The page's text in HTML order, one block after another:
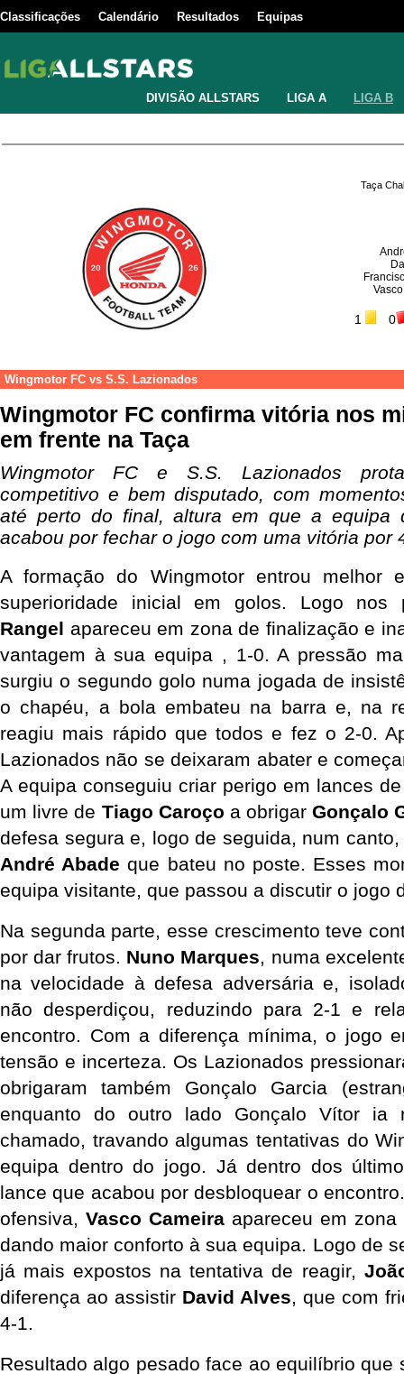
Classificações Calendário Resultados Equipas
DIVISÃO ALLSTARS LIGA A LIGA B
Taça
1 0
Wingmotor FC vs S.S. Lazionados
Wingmotor FC confirma vitória nos
em frente na Taça
Wingmotor FC e S.S. Lazionados
competitivo e bem disputado, com
até perto do final, altura em que a equipa
acabou por fechar o jogo com uma vitória por
A formação do Wingmotor entrou melhor
superioridade inicial em golos. Logo nos
Rangel apareceu em zona de finalização e
vantagem à sua equipa , 1-0. A pressão
surgiu o segundo golo numa jogada de
o chapéu, a bola embateu na barra e, na
reagiu mais rápido que todos e fez o 2-0.
Lazionados não se deixaram abater e
A equipa conseguiu criar perigo em lances
um livre de Tiago Caroço a obrigar Gonçalo
André Abade que bateu no poste. Esses
equipa visitante, que passou a discutir o jogo
Na segunda parte, esse crescimento teve
por dar frutos. Nuno Marques, numa
na velocidade à defesa adversária e,
não desperdiçou, reduzindo para 2-1 e
encontro. Com a diferença mínima, o jogo
tensão e incerteza. Os Lazionados
obrigaram também Gonçalo Garcia
enquanto do outro lado Gonçalo Vítor ia
chamado, travando algumas tentativas do
equipa dentro do jogo. Já dentro dos
lance que acabou por desbloquear o
ofensiva, Vasco Cameira apareceu em
dando maior conforto à sua equipa. Logo de
já mais expostos na tentativa de reagir,
diferença ao assistir David Alves, que com
4-1.
Resultado algo pesado face ao equilíbrio que